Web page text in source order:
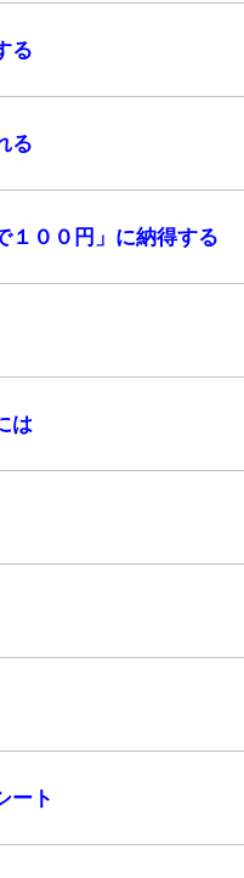
る
る
１００円」に納得する
は
ート